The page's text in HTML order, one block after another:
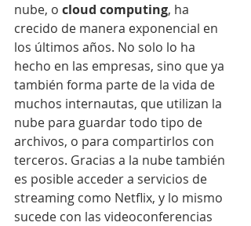
nube, o cloud computing, ha
crecido de manera exponencial en
los últimos años. No solo lo ha
hecho en las empresas, sino que ya
también forma parte de la vida de
muchos internautas, que utilizan la
nube para guardar todo tipo de
archivos, o para compartirlos con
terceros. Gracias a la nube también
es posible acceder a servicios de
streaming como Netflix, y lo mismo
sucede con las videoconferencias